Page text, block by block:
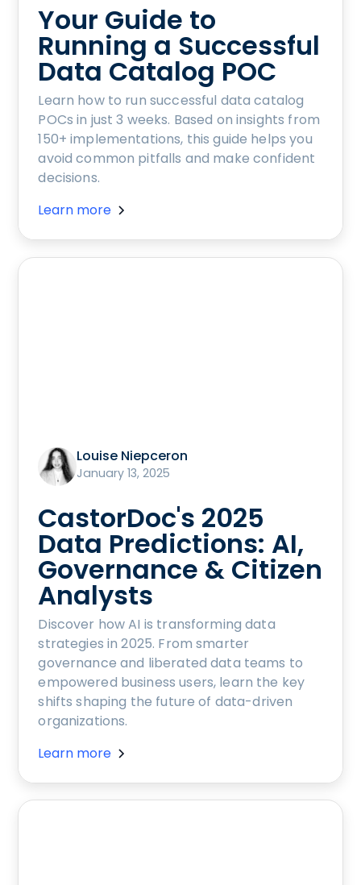
Your Guide to
Running a Successful
Data Catalog POC
Learn how to run successful data catalog
POCs in just 3 weeks. Based on insights from
150+ implementations, this guide helps you
avoid common pitfalls and make confident
decisions.
Learn more
Louise Niepceron
January 13, 2025
CastorDoc's 2025
Data Predictions: AI,
Governance & Citizen
Analysts
Discover how AI is transforming data
strategies in 2025. From smarter
governance and liberated data teams to
empowered business users, learn the key
shifts shaping the future of data-driven
organizations.
Learn more